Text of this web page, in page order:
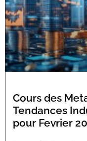
Cours des
Tendances
pour Fevrier